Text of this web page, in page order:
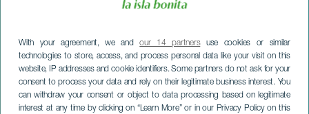
With your agreement, we andour 14 partnersuse cookies or similar
technologies to store, access, and process personal data like your visit on this
website, IP addresses and cookie identifiers. Some partners do not ask for your
consent to process your data and rely on their legitimate business interest. You
can withdraw your consent or object to data processing based on legitimate
interest at any time by clicking on “Learn More” or in our Privacy Policy on this